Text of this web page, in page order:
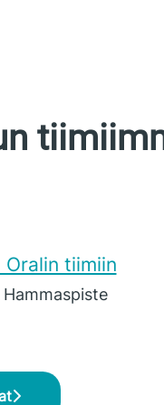
Oralin tiimiin